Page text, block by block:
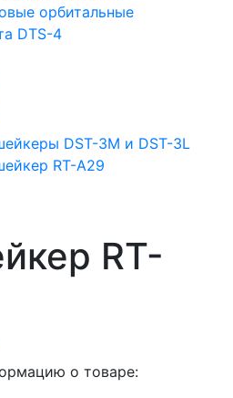
орбитальные
DTS-4
DST-3M и DST-3L
RT-A29
RT-
о товаре: